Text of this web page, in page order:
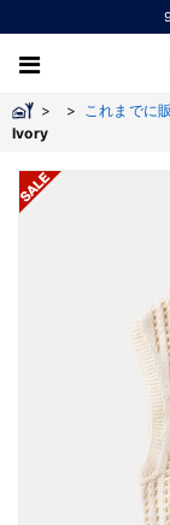
> > これまでに
Ivory